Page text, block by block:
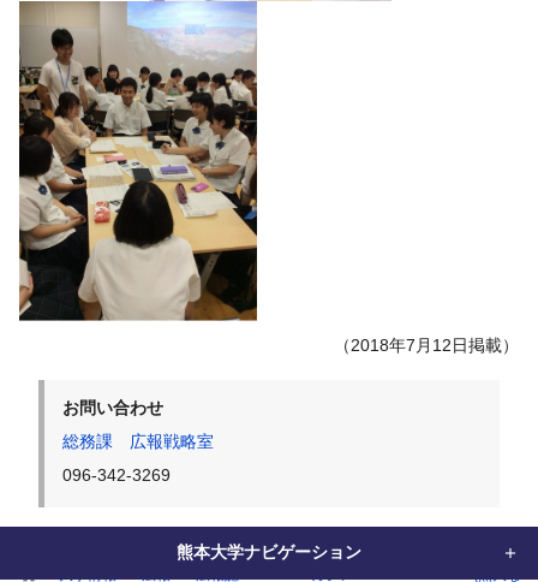
home
（2018年7月12日掲載）
お問い合わせ
総務課 広報戦略室
096-342-3269
熊本大学ナビゲーション